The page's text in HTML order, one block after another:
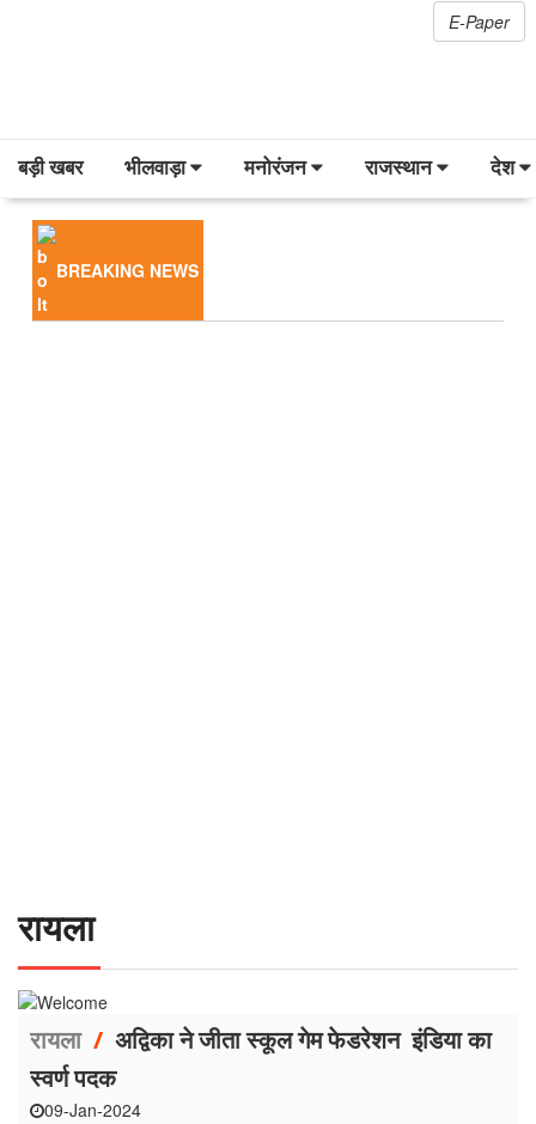
E-Paper
बड़ी खबर भीलवाड़ा मनोरंजन राजस्थान देश
BREAKING NEWS
रायला
रायला/ अद्विका ने जीता स्कूल गेम फेडरेशन इंडिया का
स्वर्ण पदक
09-Jan-2024